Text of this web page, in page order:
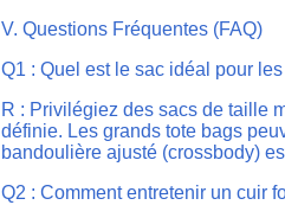
V. Questions Fréquentes (FAQ)
Q1 : Quel est le sac idéal pour
R : Privilégiez des sacs de taille
définie. Les grands tote bags
bandoulière ajusté (crossbody)
Q2 : Comment entretenir un cuir